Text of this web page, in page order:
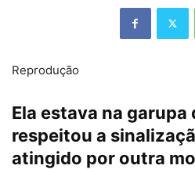
Reprodução
Ela estava na garupa
respeitou a
atingido por outra